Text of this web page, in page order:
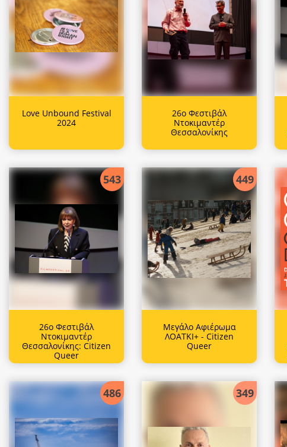
Love Unbound Festival
2024
26ο Φεστιβάλ
Ντοκιμαντέρ
Θεσσαλονίκης
543
26ο Φεστιβάλ
Ντοκιμαντέρ
Θεσσαλονίκης: Citizen
Queer
449
Μεγάλο Αφιέρωμα
ΛΟΑΤΚΙ+ - Citizen
Queer
486 349